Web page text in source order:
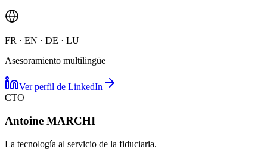
FR · EN · DE · LU
Asesoramiento multilingüe
Ver perfil de LinkedIn
CTO
Antoine MARCHI
La tecnología al servicio de la fiduciaria.